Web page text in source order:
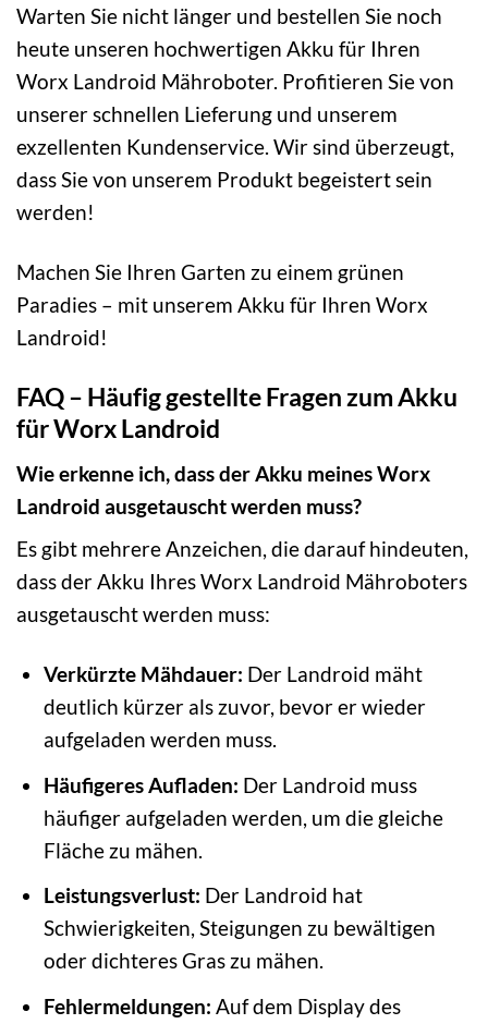
Warten Sie nicht länger und bestellen Sie noch
heute unseren hochwertigen Akku für Ihren
Worx Landroid Mähroboter. Profitieren Sie von
unserer schnellen Lieferung und unserem
exzellenten Kundenservice. Wir sind überzeugt,
dass Sie von unserem Produkt begeistert sein
werden!
Machen Sie Ihren Garten zu einem grünen
Paradies – mit unserem Akku für Ihren Worx
Landroid!
FAQ – Häufig gestellte Fragen zum Akku
für Worx Landroid
Wie erkenne ich, dass der Akku meines Worx
Landroid ausgetauscht werden muss?
Es gibt mehrere Anzeichen, die darauf hindeuten,
dass der Akku Ihres Worx Landroid Mähroboters
ausgetauscht werden muss:
Verkürzte Mähdauer: Der Landroid mäht
deutlich kürzer als zuvor, bevor er wieder
aufgeladen werden muss.
Häufigeres Aufladen: Der Landroid muss
häufiger aufgeladen werden, um die gleiche
Fläche zu mähen.
Leistungsverlust: Der Landroid hat
Schwierigkeiten, Steigungen zu bewältigen
oder dichteres Gras zu mähen.
Fehlermeldungen: Auf dem Display des